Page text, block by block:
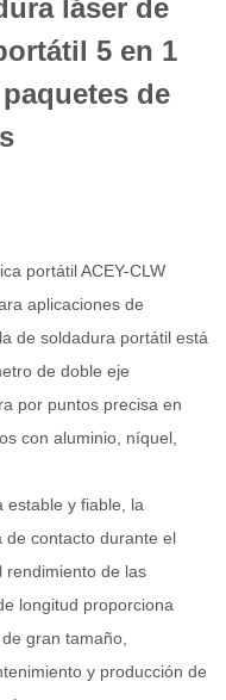
láser de
5 en 1
de
portátil ACEY-CLW
aplicaciones de
de soldadura portátil está
de doble eje
por puntos precisa en
con aluminio, níquel,
estable y fiable, la
de contacto durante el
rendimiento de las
longitud proporciona
gran tamaño,
y producción de